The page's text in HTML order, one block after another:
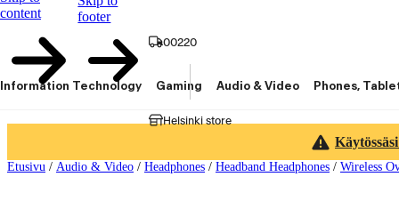
content
footer
00220
Helsinki store
Information Technology Gaming Audio & Video Phones,
Etusivu / Audio & Video / Headphones / Headband Headphones / Wireless